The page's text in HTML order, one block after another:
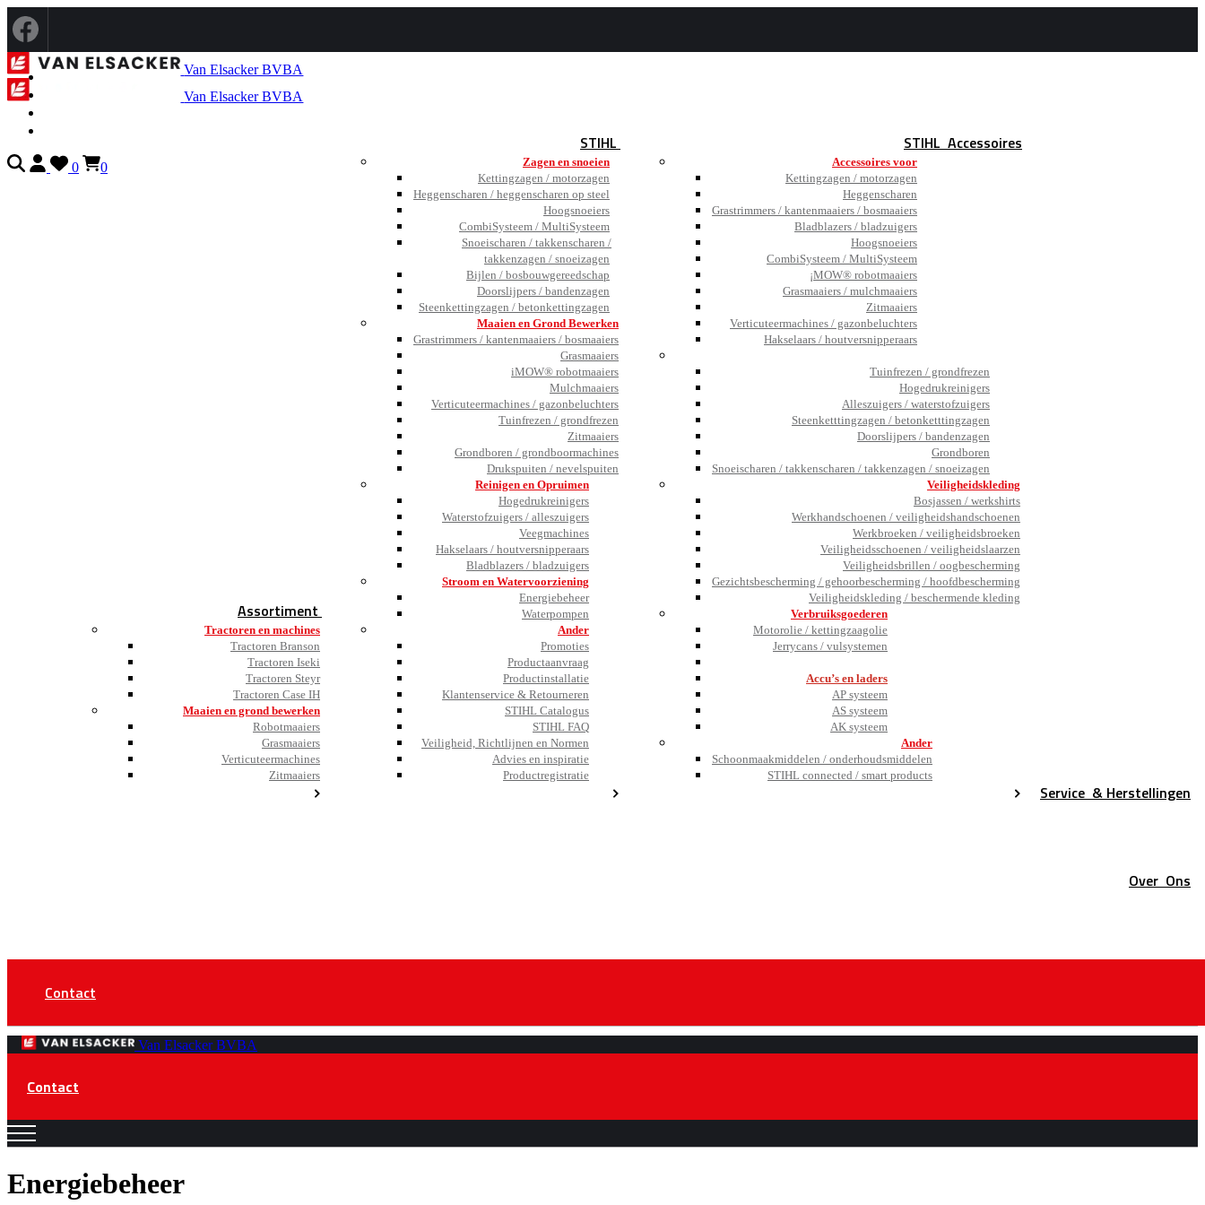
0 0
Van Elsacker BVBA
Van Elsacker BVBA
Assortiment
Tractoren en machines
Tractoren Branson
Tractoren Iseki
Tractoren Steyr
Tractoren Case IH
Maaien en grond bewerken
Robotmaaiers
Grasmaaiers
Verticuteermachines
Zitmaaiers
STIHL
Zagen en snoeien
Kettingzagen / motorzagen
Heggenscharen / heggenscharen op steel
Hoogsnoeiers
CombiSysteem / MultiSysteem
Snoeischaren / takkenscharen /
takkenzagen / snoeizagen
Bijlen / bosbouwgereedschap
Doorslijpers / bandenzagen
Steenkettingzagen / betonkettingzagen
Maaien en Grond Bewerken
Grastrimmers / kantenmaaiers / bosmaaiers
Grasmaaiers
iMOW® robotmaaiers
Mulchmaaiers
Verticuteermachines / gazonbeluchters
Tuinfrezen / grondfrezen
Zitmaaiers
Grondboren / grondboormachines
Drukspuiten / nevelspuiten
Reinigen en Opruimen
Hogedrukreinigers
Waterstofzuigers / alleszuigers
Veegmachines
Hakselaars / houtversnipperaars
Bladblazers / bladzuigers
Stroom en Watervoorziening
Energiebeheer
Waterpompen
Ander
Promoties
Productaanvraag
Productinstallatie
Klantenservice & Retourneren
STIHL Catalogus
STIHL FAQ
Veiligheid, Richtlijnen en Normen
Advies en inspiratie
Productregistratie
STIHL Accessoires
Accessoires voor
Kettingzagen / motorzagen
Heggenscharen
Grastrimmers / kantenmaaiers / bosmaaiers
Bladblazers / bladzuigers
Hoogsnoeiers
CombiSysteem / MultiSysteem
¡MOW® robotmaaiers
Grasmaaiers / mulchmaaiers
Zitmaaiers
Verticuteermachines / gazonbeluchters
Hakselaars / houtversnipperaars
Tuinfrezen / grondfrezen
Hogedrukreinigers
Alleszuigers / waterstofzuigers
Steenketttingzagen / betonketttingzagen
Doorslijpers / bandenzagen
Grondboren
Snoeischaren / takkenscharen / takkenzagen / snoeizagen
Veiligheidskleding
Bosjassen / werkshirts
Werkhandschoenen / veiligheidshandschoenen
Werkbroeken / veiligheidsbroeken
Veiligheidsschoenen / veiligheidslaarzen
Veiligheidsbrillen / oogbescherming
Gezichtsbescherming / gehoorbescherming / hoofdbescherming
Veiligheidskleding / beschermende kleding
Verbruiksgoederen
Motorolie / kettingzaagolie
Jerrycans / vulsystemen
Accu’s en laders
AP systeem
AS systeem
AK systeem
Ander
Schoonmaakmiddelen / onderhoudsmiddelen
STIHL connected / smart products
Service & Herstellingen
Over Ons
Contact
Van Elsacker BVBA
Contact
Energiebeheer